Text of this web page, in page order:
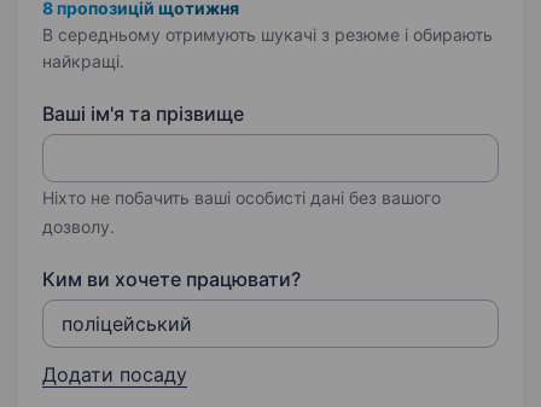
8 пропозицій щотижня
В середньому отримують шукачі з резюме і обирають
найкращі.
Ваші ім'я та прізвище
Ніхто не побачить ваші особисті дані без вашого
дозволу.
Ким ви хочете працювати?
Додати посаду